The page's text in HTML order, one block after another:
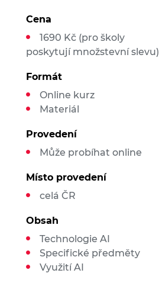
Cena
1690 Kč (pro školy
poskytují množstevní slevu)
Formát
Online kurz
Materiál
Provedení
Může probíhat online
Místo provedení
celá ČR
Obsah
Technologie AI
Specifické předměty
Využití AI